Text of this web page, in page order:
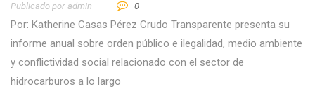
Publicado por Admin 0
Por: Katherine Casas Pérez Crudo Transparente presenta su
informe anual sobre orden público e ilegalidad, medio ambiente
y conflictividad social relacionado con el sector de
hidrocarburos a lo largo